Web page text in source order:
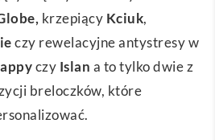
, krzepiący Kciuk,
czy rewelacyjne antystresy w
czy Islan a to tylko dwie z
breloczków, które